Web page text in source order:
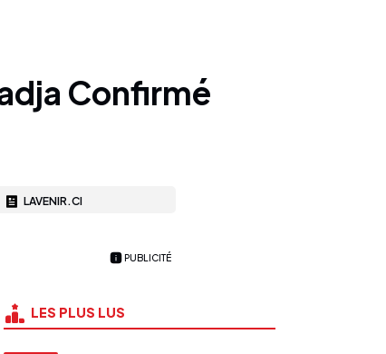
Confirmé
LAVENIR.CI
PUBLICITÉ
LES PLUS LUS